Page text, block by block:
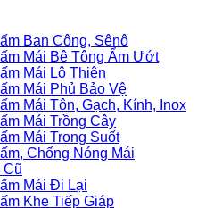
Ban Công, Sênô
Mái Bê Tông Ẩm Ướt
Mái Lộ Thiên
Mái Phủ Bảo Vệ
Mái Tôn, Gạch, Kính, Inox
Mái Trồng Cây
Mái Trong Suốt
Chống Nóng Mái
Cũ
Mái Đi Lại
Khe Tiếp Giáp